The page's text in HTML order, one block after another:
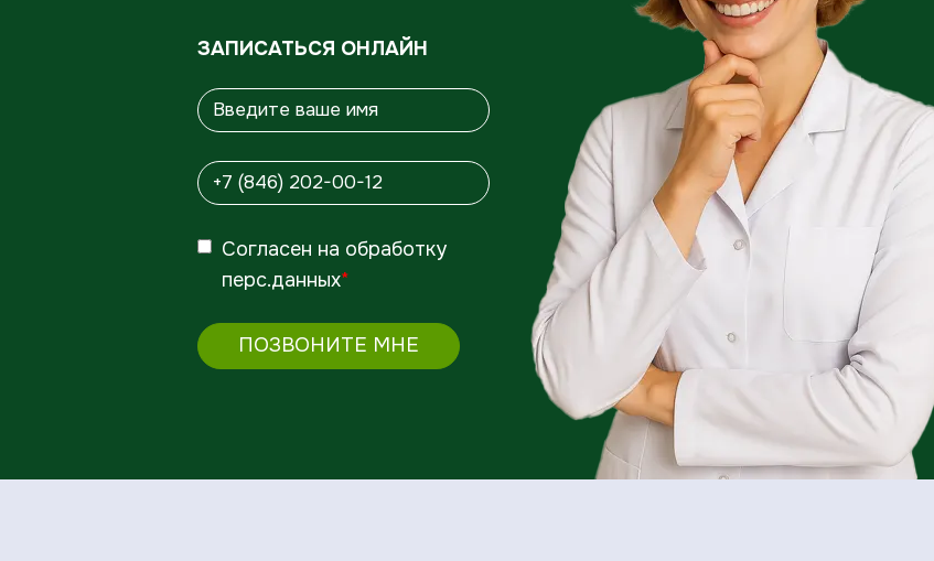
ЗАПИСАТЬСЯ ОНЛАЙН
Согласен на обработку
перс.данных*
ПОЗВОНИТЕ МНЕ